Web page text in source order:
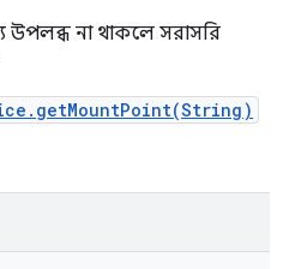
উপলব্ধ না থাকলে সরাসরি